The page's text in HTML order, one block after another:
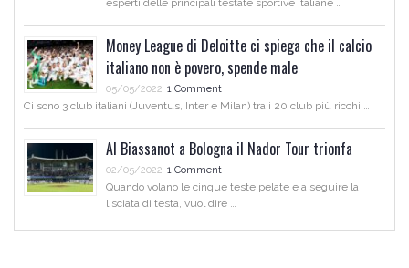
Money League di Deloitte ci spiega che il calcio
italiano non è povero, spende male
05/05/2022 1 Comment
Ci sono 3 club italiani (Juventus, Inter e Milan) tra i 20 club più ricchi …
Al Biassanot a Bologna il Nador Tour trionfa
02/05/2022 1 Comment
Quando volano le cinque teste pelate e a seguire la
lisciata di testa, vuol dire …